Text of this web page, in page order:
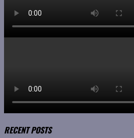
RECENT POSTS